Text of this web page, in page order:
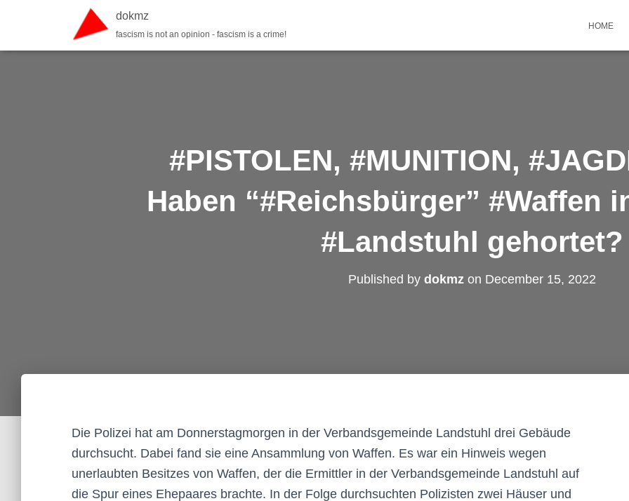
dokmz
fascism is not an opinion - fascism is a crime!
HOME
#PISTOLEN, #MUNITION,
Haben “#Reichsbürger” #Waffen
#Landstuhl gehortet?
Published by dokmzon December 15, 2022
Die Polizei hat am Donnerstagmorgen in der Verbandsgemeinde Landstuhl drei Gebäude
durchsucht. Dabei fand sie eine Ansammlung von Waffen. Es war ein Hinweis wegen
unerlaubten Besitzes von Waffen, der die Ermittler in der Verbandsgemeinde Landstuhl auf
die Spur eines Ehepaares brachte. In der Folge durchsuchten Polizisten zwei Häuser und